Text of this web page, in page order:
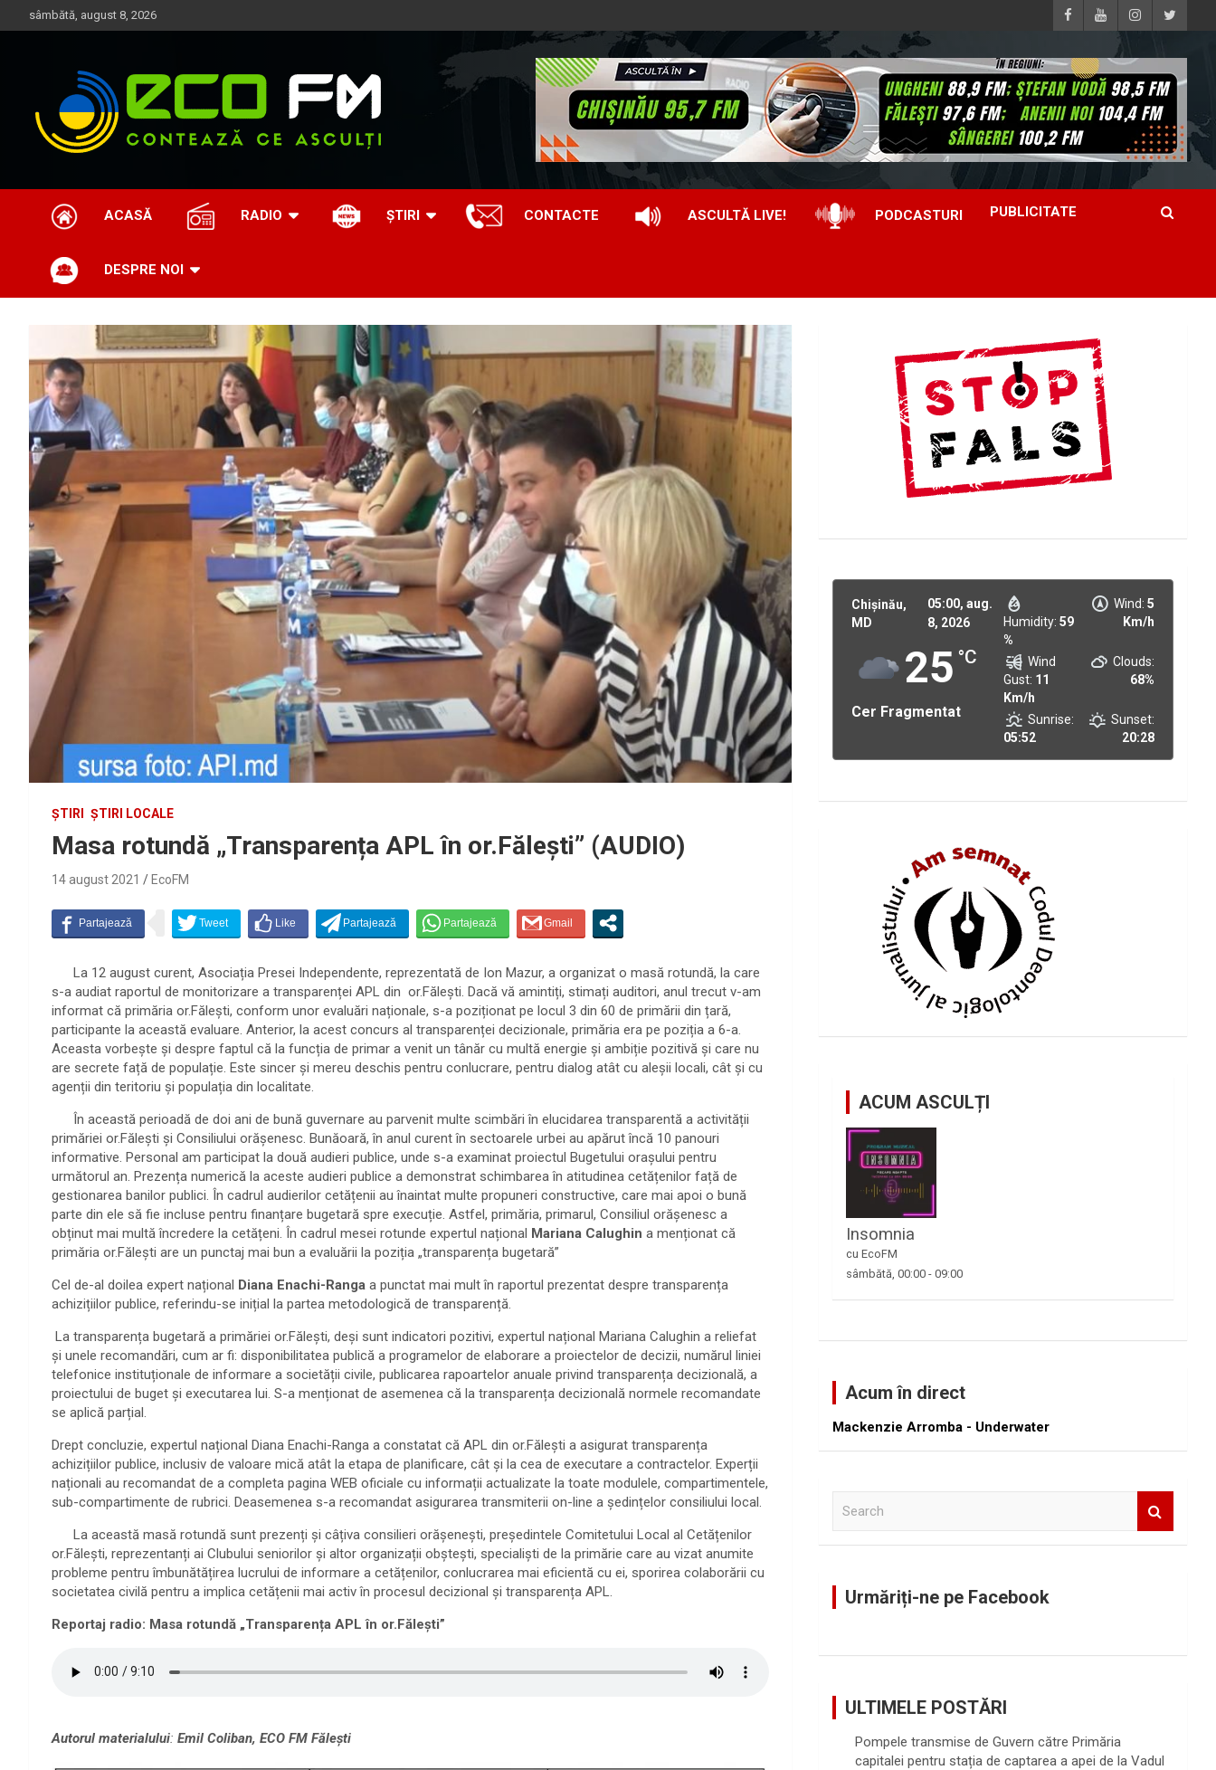
to
sâmbătă, august 8, 2026
EcoFM
ACASĂ RADIO ȘTIRI CONTACTE ASCULTĂ LIVE! PODCASTURI PUBLICITATE
DESPRE NOI
ȘTIRI ȘTIRI LOCALE
Masa rotundă „Transparența APL în or.Fălești” (AUDIO)
14 august 2021 EcoFM
La 12 august curent, Asociația Presei Independente, reprezentată de Ion Mazur, a organizat o masă rotundă, la care
s-a audiat raportul de monitorizare a transparenței APL din or.Fălești. Dacă vă amintiți, stimați auditori, anul trecut v-am
informat că primăria or.Fălești, conform unor evaluări naționale, s-a poziționat pe locul 3 din 60 de primării din țară,
participante la această evaluare. Anterior, la acest concurs al transparenței decizionale, primăria era pe poziția a 6-a.
Aceasta vorbește și despre faptul că la funcția de primar a venit un tânăr cu multă energie și ambiție pozitivă și care nu
are secrete față de populație. Este sincer și mereu deschis pentru conlucrare, pentru dialog atât cu aleșii locali, cât și cu
agenții din teritoriu și populația din localitate.
În această perioadă de doi ani de bună guvernare au parvenit multe scimbări în elucidarea transparentă a activității
primăriei or.Fălești și Consiliului orășenesc. Bunăoară, în anul curent în sectoarele urbei au apărut încă 10 panouri
informative. Personal am participat la două audieri publice, unde s-a examinat proiectul Bugetului orașului pentru
următorul an. Prezența numerică la aceste audieri publice a demonstrat schimbarea în atitudinea cetățenilor față de
gestionarea banilor publici. În cadrul audierilor cetățenii au înaintat multe propuneri constructive, care mai apoi o bună
parte din ele să fie incluse pentru finanțare bugetară spre execuție. Astfel, primăria, primarul, Consiliul orășenesc a
obținut mai multă încredere la cetățeni. În cadrul mesei rotunde expertul național Mariana Calughin a menționat că
primăria or.Fălești are un punctaj mai bun a evaluării la poziția „transparența bugetară”
Cel de-al doilea expert național Diana Enachi-Ranga a punctat mai mult în raportul prezentat despre transparența
achizițiilor publice, referindu-se inițial la partea metodologică de transparență.
La transparența bugetară a primăriei or.Fălești, deși sunt indicatori pozitivi, expertul național Mariana Calughin a reliefat
și unele recomandări, cum ar fi: disponibilitatea publică a programelor de elaborare a proiectelor de decizii, numărul liniei
telefonice instituționale de informare a societății civile, publicarea rapoartelor anuale privind transparența decizională, a
proiectului de buget și executarea lui. S-a menționat de asemenea că la transparența decizională normele recomandate
se aplică parțial.
Drept concluzie, expertul național Diana Enachi-Ranga a constatat că APL din or.Fălești a asigurat transparența
achizițiilor publice, inclusiv de valoare mică atât la etapa de planificare, cât și la cea de executare a contractelor. Experții
naționali au recomandat de a completa pagina WEB oficiale cu informații actualizate la toate modulele, compartimentele,
sub-compartimente de rubrici. Deasemenea s-a recomandat asigurarea transmiterii on-line a ședințelor consiliului local.
La această masă rotundă sunt prezenți și câțiva consilieri orășenești, președintele Comitetului Local al Cetățenilor
or.Fălești, reprezentanți ai Clubului seniorilor și altor organizații obștești, specialiști de la primărie care au vizat anumite
probleme pentru îmbunătățirea lucrului de informare a cetățenilor, conlucrarea mai eficientă cu ei, sporirea colaborării cu
societatea civilă pentru a implica cetățenii mai activ în procesul decizional și transparența APL.
Reportaj radio: Masa rotundă „Transparența APL în or.Fălești”
Autorul materialului: Emil Coliban, ECO FM Fălești
Chișinău,
MD
05:00, aug.
8, 2026
25 °C
Cer Fragmentat
Humidity: 59
%
Wind: 5
Km/h
Wind
Gust: 11
Km/h
Clouds:
68%
Sunrise:
05:52
Sunset:
20:28
ACUM ASCULȚI
Insomnia
cu EcoFM
sâmbătă, 00:00 -09:00
Acum în direct
Mackenzie Arromba - Underwater
Urmăriți-ne pe Facebook
ULTIMELE POSTĂRI
Pompele transmise de Guvern către Primăria
capitalei pentru stația de captarea a apei de la Vadul